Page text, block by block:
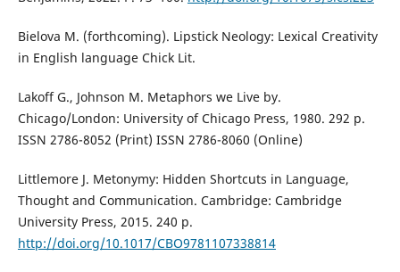
Bielova M. (forthcoming). Lipstick Neology: Lexical Creativity
in English language Chick Lit.
Lakoff G., Johnson M. Metaphors we Live by.
Chicago/London: University of Chicago Press, 1980. 292 p.
ISSN 2786-8052 (Print) ISSN 2786-8060 (Online)
Littlemore J. Metonymy: Hidden Shortcuts in Language,
Thought and Communication. Cambridge: Cambridge
University Press, 2015. 240 p.
http://doi.org/10.1017/CBO9781107338814